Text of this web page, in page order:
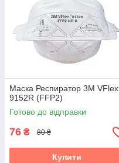
Маска Респиратор 3М VFlex
9152R (FFP2)
Готово до відправки
76 ₴ 80 ₴
Купити